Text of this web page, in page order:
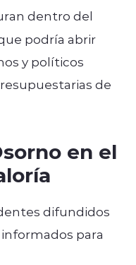
dentro del
podría abrir
y políticos
de
en el
difundidos
para